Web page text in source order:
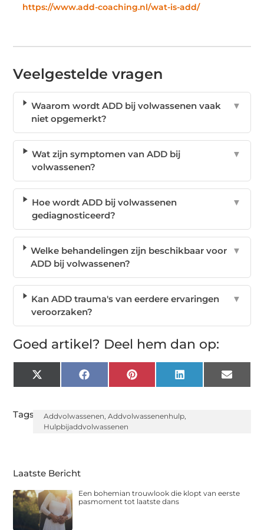
https://www.add-coaching.nl/wat-is-add/
Veelgestelde vragen
Waarom wordt ADD bij volwassenen vaak
niet opgemerkt?
▼
Wat zijn symptomen van ADD bij
volwassenen?
▼
Hoe wordt ADD bij volwassenen
gediagnosticeerd?
▼
Welke behandelingen zijn beschikbaar voor
ADD bij volwassenen?
▼
Kan ADD trauma's van eerdere ervaringen
veroorzaken?
▼
Goed artikel? Deel hem dan op:
X
(Twitter)
FacebookPinterest LinkedIn Email
Tags: Addvolwassenen,Addvolwassenenhulp,
Hulpbijaddvolwassenen
Laatste Bericht
Een bohemian trouwlook die klopt van eerste
pasmoment tot laatste dans